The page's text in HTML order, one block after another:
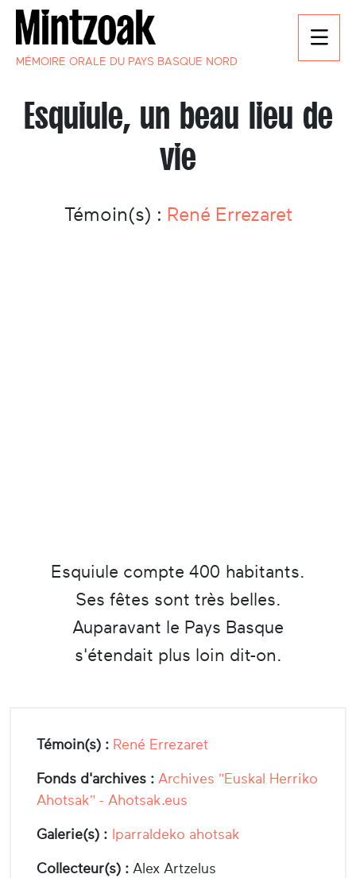
MÉMOIRE ORALE DU PAYS BASQUE NORD
Esquiule, un beau lieu de
vie
Témoin(s) : René Errezaret
Esquiule compte 400 habitants.
Ses fêtes sont très belles.
Auparavant le Pays Basque
s'étendait plus loin dit-on.
Témoin(s) : René Errezaret
Fonds d'archives : Archives "Euskal Herriko
Ahotsak" - Ahotsak.eus
Galerie(s) : Iparraldeko ahotsak
Collecteur(s) : Alex Artzelus